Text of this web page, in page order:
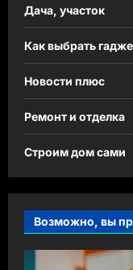
Дача, участок
Как выбрать
Новости плюс
Ремонт и отделка
Строим дом сами
Возможно, вы